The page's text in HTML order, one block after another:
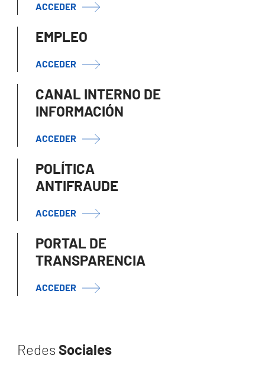
ACCEDER
EMPLEO
ACCEDER
CANAL INTERNO DE
INFORMACIÓN
ACCEDER
POLÍTICA
ANTIFRAUDE
ACCEDER
PORTAL DE
TRANSPARENCIA
ACCEDER
Redes Sociales